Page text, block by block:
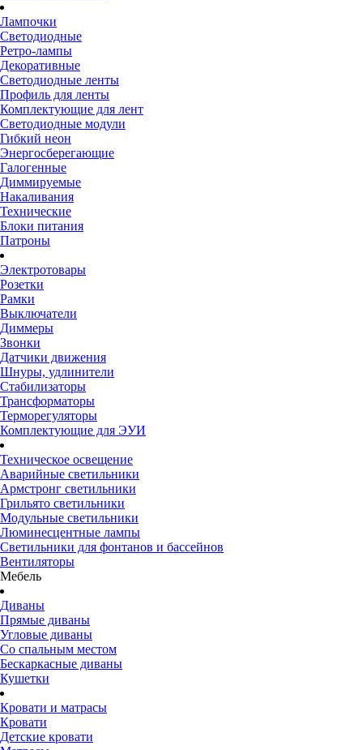
Лампочки
Светодиодные
Ретро-лампы
Декоративные
Светодиодные ленты
Профиль для ленты
Комплектующие для лент
Светодиодные модули
Гибкий неон
Энергосберегающие
Галогенные
Диммируемые
Накаливания
Технические
Блоки питания
Патроны
Электротовары
Розетки
Рамки
Выключатели
Диммеры
Звонки
Датчики движения
Шнуры, удлинители
Стабилизаторы
Трансформаторы
Терморегуляторы
Комплектующие для ЭУИ
Техническое освещение
Аварийные светильники
Армстронг светильники
Грильято светильники
Модульные светильники
Люминесцентные лампы
Светильники для фонтанов и бассейнов
Вентиляторы
Мебель
Диваны
Прямые диваны
Угловые диваны
Со спальным местом
Бескаркасные диваны
Кушетки
Кровати и матрасы
Кровати
Детские кровати